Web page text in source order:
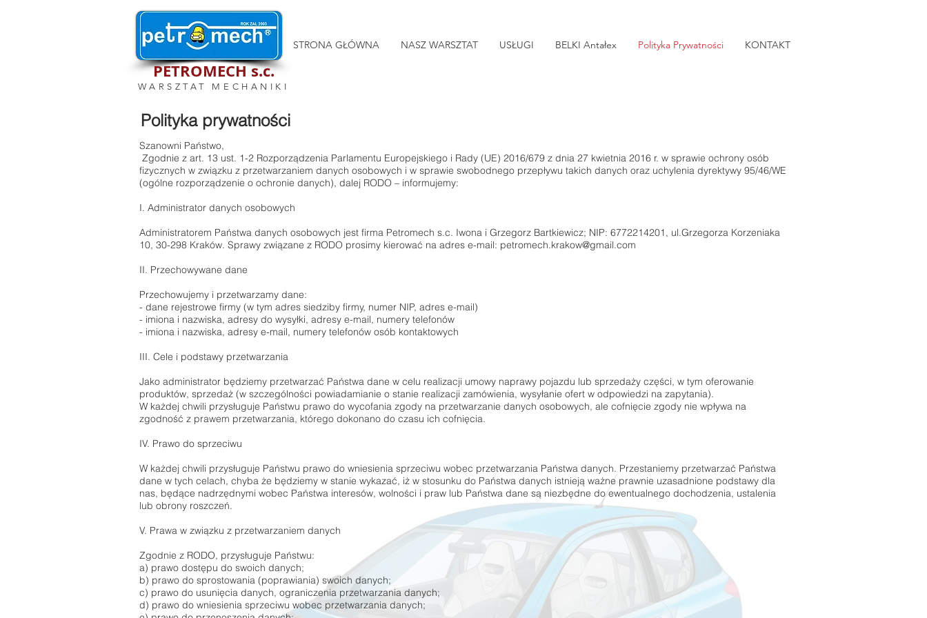
STRONA GŁÓWNA NASZ WARSZTAT USŁUGI BELKI Antałex Polityka Prywatności KONTAKT
PETROMECH s.c.
WARSZTAT MECHANIKI
Polityka prywatności
Szanowni Państwo,
Zgodnie z art. 13 ust. 1-2 Rozporządzenia Parlamentu Europejskiego i Rady (UE) 2016/679 z dnia 27 kwietnia 2016 r. w sprawie ochrony osób
fizycznych w związku z przetwarzaniem danych osobowych i w sprawie swobodnego przepływu takich danych oraz uchylenia dyrektywy 95/46/WE
(ogólne rozporządzenie o ochronie danych), dalej RODO – informujemy:
I. Administrator danych osobowych
Administratorem Państwa danych osobowych jest firma Petromech s.c. Iwona i Grzegorz Bartkiewicz; NIP: 6772214201, ul.Grzegorza Korzeniaka
10, 30-298 Kraków. Sprawy związane z RODO prosimy kierować na adres e-mail: petromech.krakow@gmail.com
II. Przechowywane dane
Przechowujemy i przetwarzamy dane:
- dane rejestrowe firmy (w tym adres siedziby firmy, numer NIP, adres e-mail)
- imiona i nazwiska, adresy do wysyłki, adresy e-mail, numery telefonów
- imiona i nazwiska, adresy e-mail, numery telefonów osób kontaktowych
III. Cele i podstawy przetwarzania
Jako administrator będziemy przetwarzać Państwa dane w celu realizacji umowy naprawy pojazdu lub sprzedaży części, w tym oferowanie
produktów, sprzedaż (w szczególności powiadamianie o stanie realizacji zamówienia, wysyłanie ofert w odpowiedzi na zapytania).
W każdej chwili przysługuje Państwu prawo do wycofania zgody na przetwarzanie danych osobowych, ale cofnięcie zgody nie wpływa na
zgodność z prawem przetwarzania, którego dokonano do czasu ich cofnięcia.
IV. Prawo do sprzeciwu
W każdej chwili przysługuje Państwu prawo do wniesienia sprzeciwu wobec przetwarzania Państwa danych. Przestaniemy przetwarzać Państwa
dane w tych celach, chyba że będziemy w stanie wykazać, iż w stosunku do Państwa danych istnieją ważne prawnie uzasadnione podstawy dla
nas, będące nadrzędnymi wobec Państwa interesów, wolności i praw lub Państwa dane są niezbędne do ewentualnego dochodzenia, ustalenia
lub obrony roszczeń.
V. Prawa w związku z przetwarzaniem danych
Zgodnie z RODO, przysługuje Państwu:
a) prawo dostępu do swoich danych;
b) prawo do sprostowania (poprawiania) swoich danych;
c) prawo do usunięcia danych, ograniczenia przetwarzania danych;
d) prawo do wniesienia sprzeciwu wobec przetwarzania danych;